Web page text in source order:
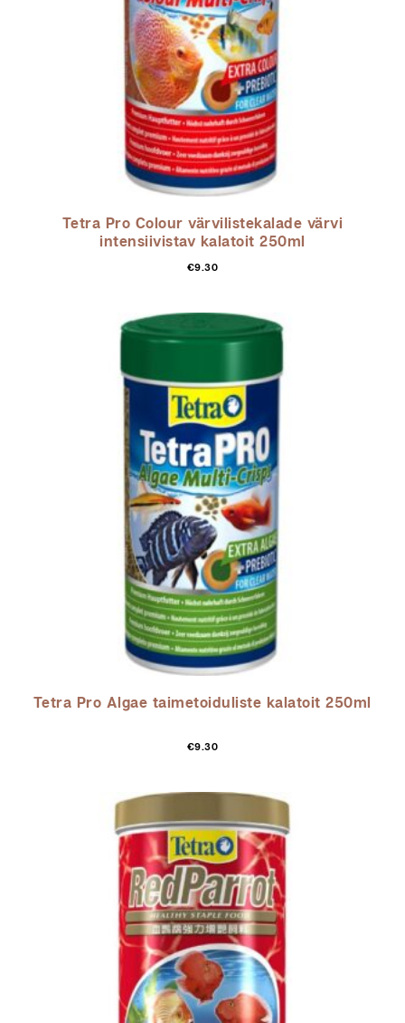
Tetra Pro Colour värvilistekalade värvi
intensiivistav kalatoit 250ml
€9.30
Tetra Pro Algae taimetoiduliste kalatoit 250ml
€9.30